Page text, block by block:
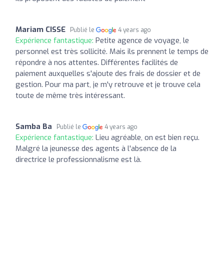
Mariam CISSE Publié le 4 years ago
Expérience fantastique: Petite agence de voyage, le
personnel est très sollicité. Mais ils prennent le temps de
répondre à nos attentes. Différentes facilités de
paiement auxquelles s'ajoute des frais de dossier et de
gestion. Pour ma part, je m'y retrouve et je trouve cela
toute de même très intéressant.
Samba Ba Publié le 4 years ago
Expérience fantastique: Lieu agréable, on est bien reçu.
Malgré la jeunesse des agents à l'absence de la
directrice le professionnalisme est là.